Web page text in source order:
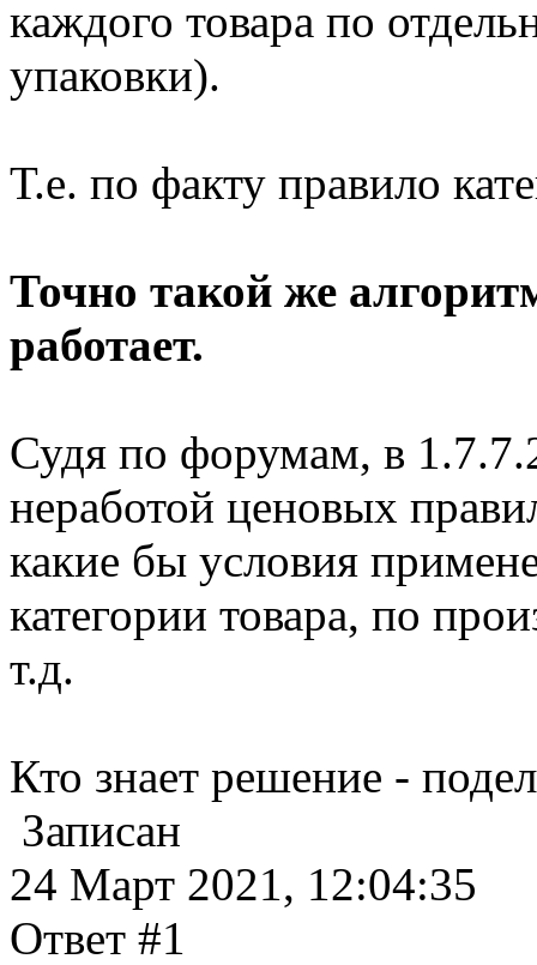
каждого товара по
упаковки).
Т.е. по факту правило
Точно такой же
работает.
Судя по форумам, в
неработой ценовых
какие бы условия
категории товара, по
т.д.
Кто знает решение -
Записан
24 Март 2021, 12:04:35
Ответ #1